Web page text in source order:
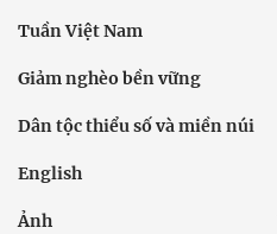
Tuần Việt Nam
Giảm nghèo bền vững
Dân tộc thiểu số và miền núi
English
Ảnh